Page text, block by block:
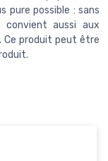
pure possible : sans
convient aussi aux
Ce produit peut être